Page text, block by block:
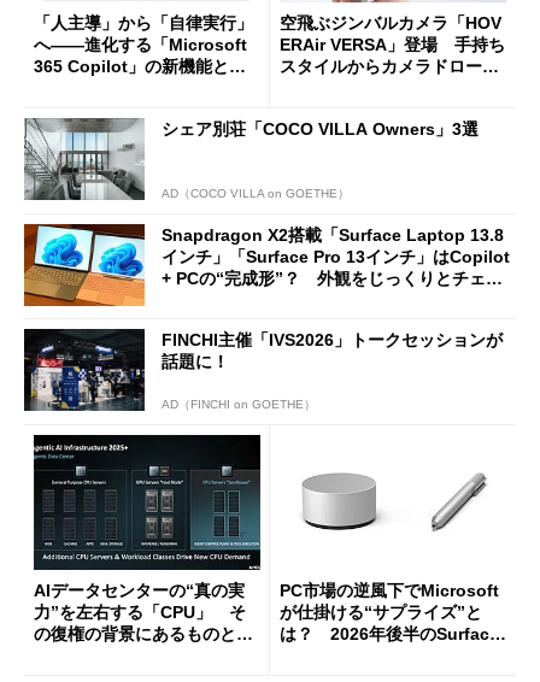
「人主導」から「自律実行」
へ――進化する「Microsoft
365 Copilot」の新機能とエ
空飛ぶジンバルカメラ「HOV
ERAir VERSA」登場 手持ち
スタイルからカメラドローン
シェア別荘「COCO VILLA Owners」3選
AD（COCO VILLA on GOETHE）
Snapdragon X2搭載「Surface Laptop 13.8
インチ」「Surface Pro 13インチ」はCopilot
+ PCの“完成形”？ 外観をじっくりとチェッ
FINCHI主催「IVS2026」トークセッションが
話題に！
AD（FINCHI on GOETHE）
AIデータセンターの“真の実
力”を左右する「CPU」 そ
の復権の背景にあるものと
PC市場の逆風下でMicrosoft
が仕掛ける“サプライズ”と
は？ 2026年後半のSurface